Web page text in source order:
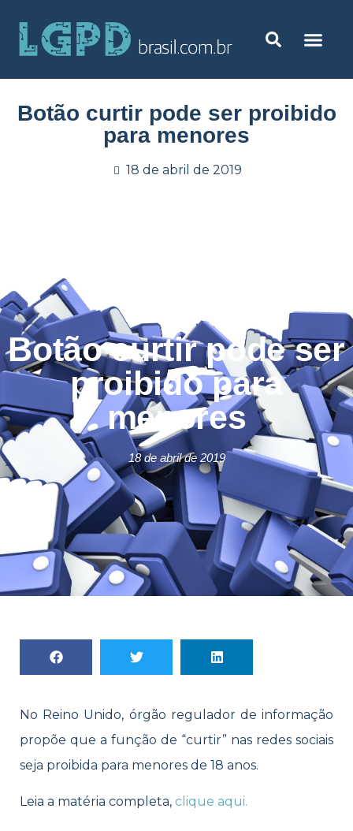
Botão curtir pode ser proibido
para menores
18 de abril de 2019
Botão curtir pode ser
proibido para
menores
18 de abril de 2019
No Reino Unido, órgão regulador de informação
propõe que a função de “curtir” nas redes sociais
seja proibida para menores de 18 anos.
Leia a matéria completa, clique aqui.